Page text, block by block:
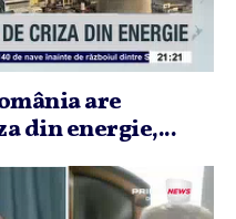
are
din energie,...